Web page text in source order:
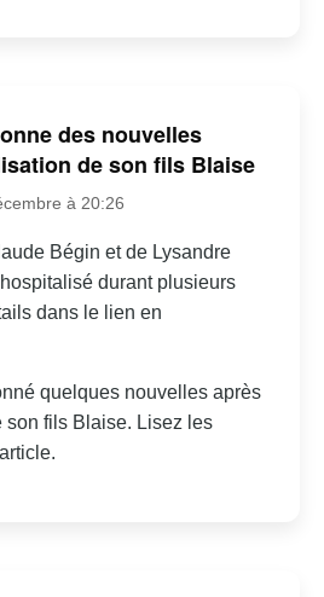
des nouvelles
de son fils Blaise
à 20:26
Bégin et de Lysandre
durant plusieurs
dans le lien en
quelques nouvelles après
son fils Blaise. Lisez les